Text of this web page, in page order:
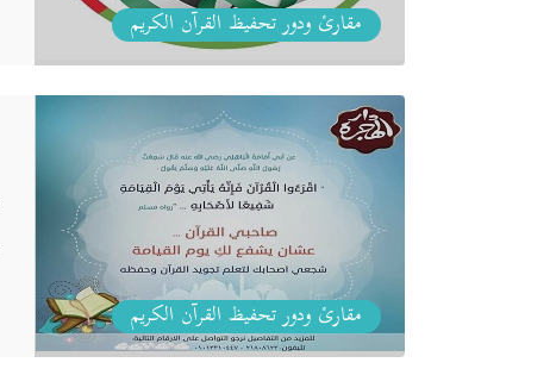
مقارئ ودور تحفيظ القرآن الكريم
مقارئ ودور تحفيظ القرآن الكريم